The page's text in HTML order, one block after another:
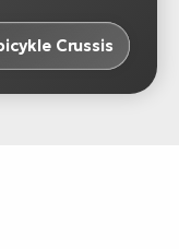
Crussis